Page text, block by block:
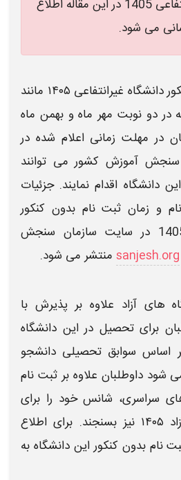
کنکور دانشگاه غیرانتفاعی 1405 در این مقاله اطلاع
می شود.
دانشگاه غیرانتفاعی ۱۴۰۵​
مانند
دو نوبت مهر ماه و بهمن ماه
در مهلت زمانیاعلام شده در
سنجش آموزش کشور می توانند
دانشگاه اقدام نمایند. جزئیات
و زمان ثبت نام بدون کنکور
در سایت سازمان سنجش
sanjesh.org منتشر می شود.
های آزاد علاوه بر پذیرش با
برای تحصیل در این دانشگاه
اساس سوابق تحصیلی دانشجو
داوطلبان علاوه برثبت نام
سراسری، شانس خود را برای
۱۴۰۵​ نیز بسنجند. برای اطلاع
نام بدون کنکور این دانشگاه به